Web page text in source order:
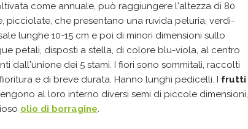
come annuale, può raggiungere l'altezza di 80
picciolate, che presentano una ruvida peluria, verdi-
lunghe 10-15 cm e poi di minori dimensioni sullo
petali, disposti a stella, di colore blu-viola, al centro
dall'unione dei 5 stami. I fiori sono sommitali, raccolti
e di breve durata. Hanno lunghi pedicelli. I frutti
al loro interno diversi semi di piccole dimensioni,
olio di borragine.